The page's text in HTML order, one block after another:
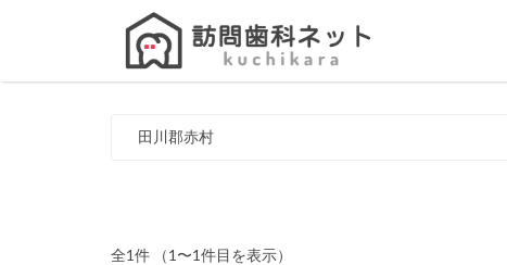
Search
田川郡赤村
全1件 （1〜1件目を表示）